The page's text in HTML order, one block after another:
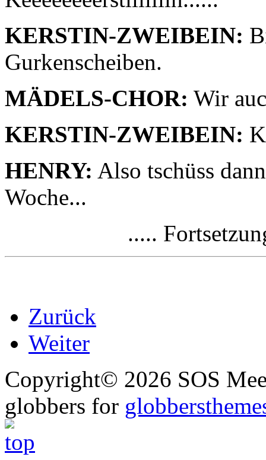
KERSTIN-ZWEIBEIN:
Gurkenscheiben.
MÄDELS-CHOR: Wir
KERSTIN-ZWEIBEIN:
HENRY: Also tschüss
Woche...
.....
Zurück
Weiter
Copyright© 2026 SOS
globbers for